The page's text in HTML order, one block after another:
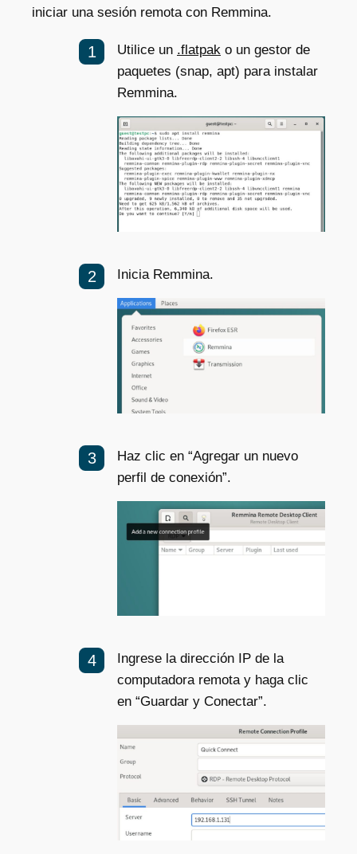
iniciar una sesión remota con Remmina.
Utilice un .flatpak o un gestor de
paquetes (snap, apt) para instalar
Remmina.
Inicia Remmina.
Haz clic en “Agregar un nuevo
perfil de conexión”.
Ingrese la dirección IP de la
computadora remota y haga clic
en “Guardar y Conectar”.